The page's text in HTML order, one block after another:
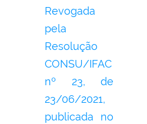
Revogada
pela
Resolução
CONSU/IFAC
nº 23,
de
23/06/2021,
publicada no